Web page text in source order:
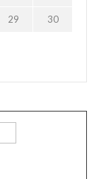
29 30